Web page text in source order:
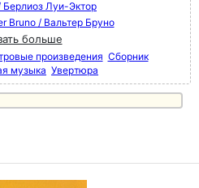
Берлиоз Луи-Эктор
Bruno / Вальтер Бруно
больше
произведения Сборник
музыка Увертюра